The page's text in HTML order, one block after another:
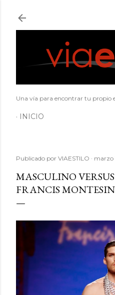
Una vía para encontrar tu propio
INICIO
Publicado por VIAESTILO marzo
MASCULINO
FRANCIS